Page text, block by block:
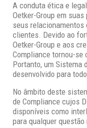
A conduta ética e
Oetker-Group em
seus
clientes. Devido ao
Oetker-Group e aos
Compliance tornou-se
Portanto, um Sistema
desenvolvido para
No âmbito deste
de Compliance cujos
disponíveis como
para qualquer